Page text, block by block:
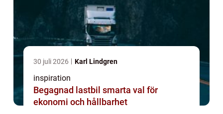
30 juli 2026 Karl Lindgren
inspiration
Begagnad lastbil smarta val för
ekonomi och hållbarhet